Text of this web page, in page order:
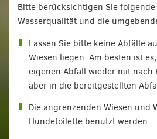
Bitte berücksichtigen Sie
Wasserqualität und die
Lassen Sie bitte keine Abfälle
Wiesen liegen. Am besten ist
eigenen Abfall wieder mit nach
aber in die bereitgestellten
Die angrenzenden Wiesen und
Hundetoilette benutzt werden.